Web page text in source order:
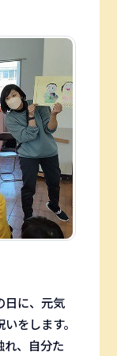
日に、元気
をします。
れ、自分た